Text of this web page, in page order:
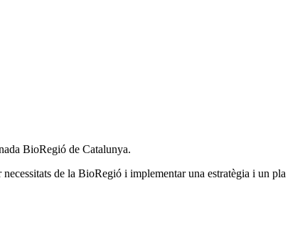
BioRegió de Catalunya.
de la BioRegió i implementar una estratègia i un pla